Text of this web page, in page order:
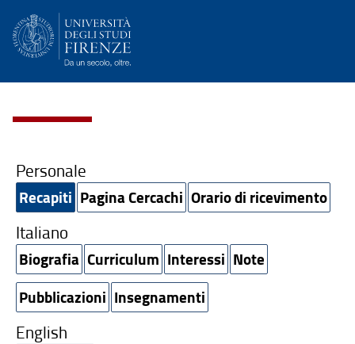
Personale
Recapiti Pagina Cercachi Orario di ricevimento
Italiano
Biografia Curriculum Interessi Note
Pubblicazioni Insegnamenti
English